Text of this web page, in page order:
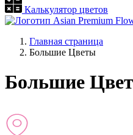
Калькулятор цветов
Главная страница
Большие Цветы
Большие